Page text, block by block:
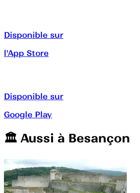
Disponible sur
l'App Store
Disponible sur
Google Play
🏛️️ Aussi à Besançon